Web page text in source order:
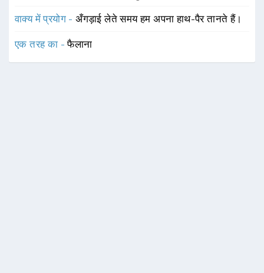
वाक्य में प्रयोग -अँगड़ाई लेते समय हम अपना हाथ-पैर तानते हैं।
एक तरह का -फैलाना